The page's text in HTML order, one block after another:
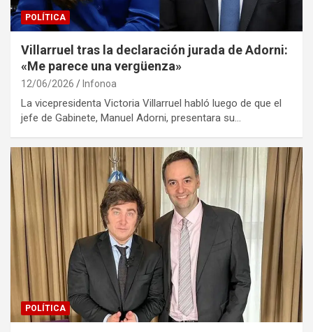
POLÍTICA
Villarruel tras la declaración jurada de Adorni:
«Me parece una vergüenza»
12/06/2026 Infonoa
La vicepresidenta Victoria Villarruel habló luego de que el
jefe de Gabinete, Manuel Adorni, presentara su…
POLÍTICA